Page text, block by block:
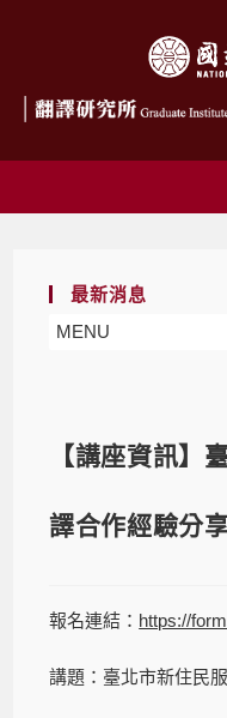
最新消息
MENU
【講座資訊】
譯合作經驗分
報名連結： https://
講題：臺北市新住民